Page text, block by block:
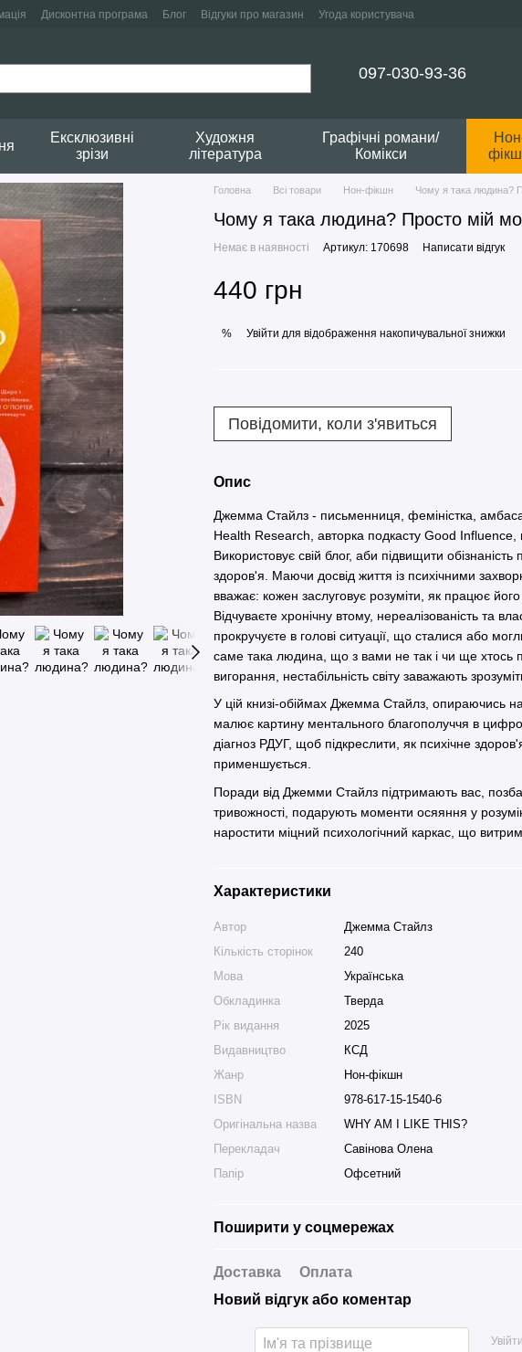
Дисконтна програма Блог Відгуки про магазин Угода користувача
097-030-93-36
Ексклюзивні
зрізи
Художня
література
Графічні романи/
Комікси
Головна Всі товари Нон-фікшн Чому я така людина?
Чому я така людина? Просто мій
Немає в наявності Артикул: 170698 Написати відгук
440 грн
% Увійти для відображення накопичувальної знижки
Повідомити, коли з'явиться
Опис
Джемма Стайлз - письменниця, феміністка,
Health Research, авторка подкасту Good Influence,
Використовує свій блог, аби підвищити
здоров'я. Маючи досвід життя із психічними
вважає: кожен заслуговує розуміти, як працює його
Відчуваєте хронічну втому, нереалізованість та
прокручуєте в голові ситуації, що сталися або
саме така людина, що з вами не так і чи ще хтось
вигорання, нестабільність світу заважають
У цій книзі-обіймах Джемма Стайлз, опираючись
малює картину ментального благополуччя в
діагноз РДУГ, щоб підкреслити, як психічне
применшується.
Поради від Джемми Стайлз підтримають вас,
тривожності, подарують моменти осяяння у
наростити міцний психологічний каркас, що
Характеристики
Автор
Джемма Стайлз
Кількість сторінок
240
Мова
Українська
Обкладинка
Тверда
Рік видання
2025
Видавництво
КСД
Жанр
Нон-фікшн
ISBN
978-617-15-1540-6
Оригінальна назва
WHY AM I LIKE THIS?
Перекладач
Савінова Олена
Папір
Офсетний
Поширити у соцмережах
Доставка
Оплата
Новий відгук або коментар